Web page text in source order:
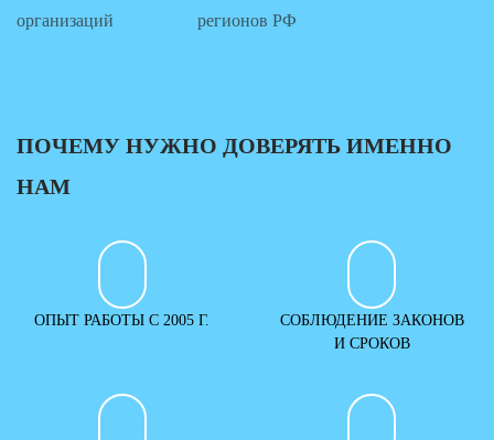
организаций регионов РФ
ПОЧЕМУ НУЖНО ДОВЕРЯТЬ ИМЕННО
НАМ
ОПЫТ РАБОТЫ С 2005 Г.
СОБЛЮДЕНИЕ ЗАКОНОВ
И СРОКОВ